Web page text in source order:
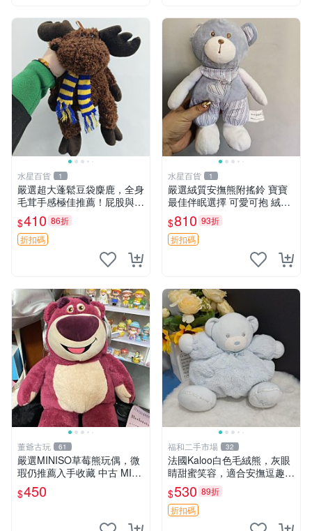
水星百貨 1
嚴選超大蓬鬆豆袋麋鹿，全身
毛茸手感極佳推薦！屁股與四
肢填充均勻，適合收藏與孩童
共賞。 麋鹿 豆袋 毛茸玩具
$410 86折
折扣碼
水星百貨 1
嚴選絨質安撫熊附搖鈴 寶寶
最佳伴眠選擇 可愛可抱 絨毛
玩具 安撫熊 嬰兒用
$810 93折
折扣碼
董爺古玩 61
嚴選MINISO草莓熊玩偶，微
瑕仍推薦入手收藏 中古 MINI
SO 草莓熊 玩具 收藏
$450
福和二手市場 32
法國Kaloo白色毛絨熊，灰眼
睛甜蜜笑容，適合安撫逗趣可
愛，柔軟面料手感佳。14 白
色安撫熊 毛絨玩具 寶寶逗樂
具
$530 89折
折扣碼